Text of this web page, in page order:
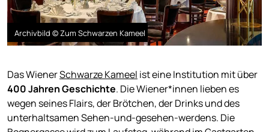
Archivbild © Zum Schwarzen Kameel
Das WienerSchwarze Kameel ist eine Institution mit über
400 Jahren Geschichte. Die Wiener*innen lieben es
wegen seines Flairs, der Brötchen, der Drinks und des
unterhaltsamen Sehen-und-gesehen-werdens. Die